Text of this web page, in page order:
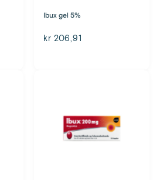
Ibux gel 5%
kr 206,91